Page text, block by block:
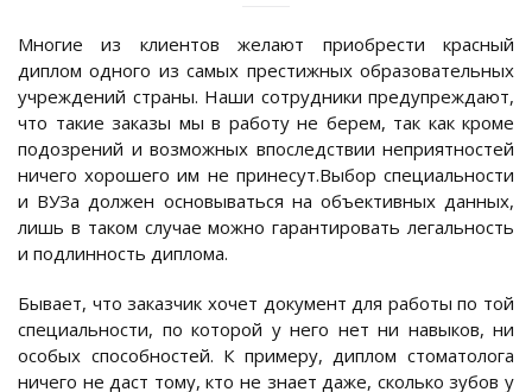
Многие из клиентов желают приобрести красный
диплом одного из самых престижных образовательных
учреждений страны. Наши сотрудники предупреждают,
что такие заказы мы в работу не берем, так как кроме
подозрений и возможных впоследствии неприятностей
ничего хорошего им не принесут.Выбор специальности
и ВУЗа должен основываться на объективных данных,
лишь в таком случае можно гарантировать легальность
и подлинность диплома.
Бывает, что заказчик хочет документ для работы по той
специальности, по которой у него нет ни навыков, ни
особых способностей. К примеру, диплом стоматолога
ничего не даст тому, кто не знает даже, сколько зубов у